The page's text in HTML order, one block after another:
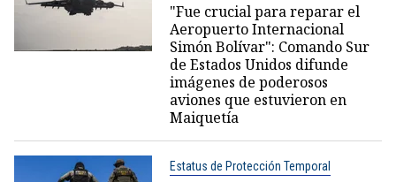
"Fue crucial para reparar el
Aeropuerto Internacional
Simón Bolívar": Comando Sur
de Estados Unidos difunde
imágenes de poderosos
aviones que estuvieron en
Maiquetía
Estatus de Protección Temporal